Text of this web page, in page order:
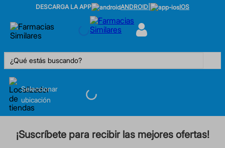
DESCARGA LA APP ANDROID IOS
¿Qué estás buscando?
Seleccionar
ubicación
¡Suscríbete para recibir las mejores ofertas!